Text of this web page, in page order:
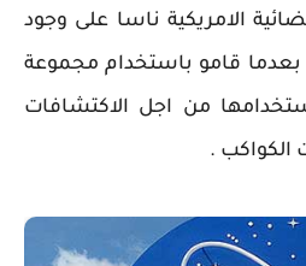
الامريكية ناسا على وجود
بعدما قامو باستخدام مجموعة
من اجل الاكتشافات
الكواكب .